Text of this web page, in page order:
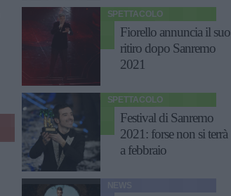
SPETTACOLO
Fiorello annuncia il suo
ritiro dopo Sanremo
2021
SPETTACOLO
Festival di Sanremo
2021: forse non si terrà
a febbraio